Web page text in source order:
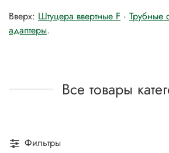
Вверх: Штуцера ввертные F · Трубные
адаптеры.
Все товары
Фильтры